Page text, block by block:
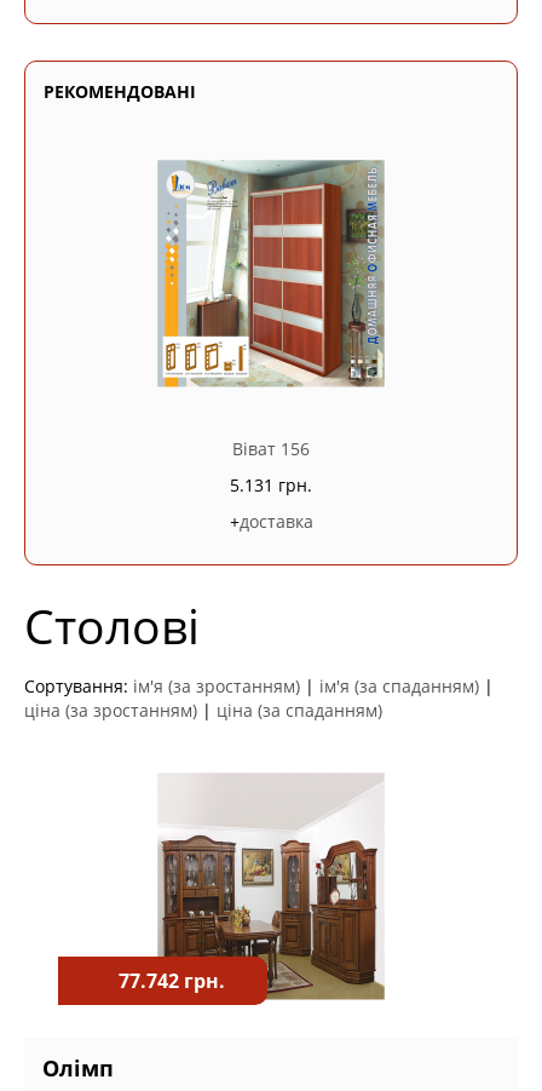
РЕКОМЕНДОВАНІ
Віват 156
5.131 грн.
+доставка
Столові
Сортування: ім'я (за зростанням) | ім'я (за спаданням) |
ціна (за зростанням) | ціна (за спаданням)
77.742 грн.
Олімп